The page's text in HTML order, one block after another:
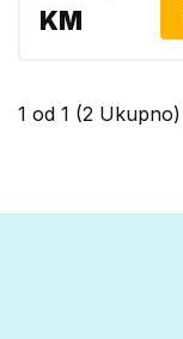
KM
1 od 1 (2 Ukupno)